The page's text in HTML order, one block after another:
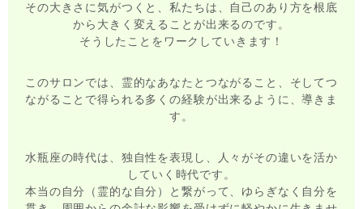
その大きさに気がつくと、私たちは、自己のあり方を根底
から大きく変えることが出来るのです。
そうしたことをワークしていきます！
このサロンでは、霊的なあなたとつながること、そしてつ
ながることで得られる多くの経験が出来るように、導きま
す。
水瓶座の時代は、独自性を表現し、人々がその違いを活か
していく時代です。
本当の自分（霊的な自分）と繋がって、ゆらぎなく自分を